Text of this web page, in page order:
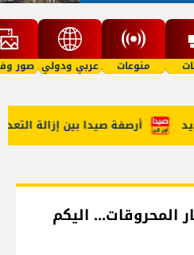
منوعات عربي ودولي صور
أرصفة صيدا بين إزالة
المحروقات... اليكم